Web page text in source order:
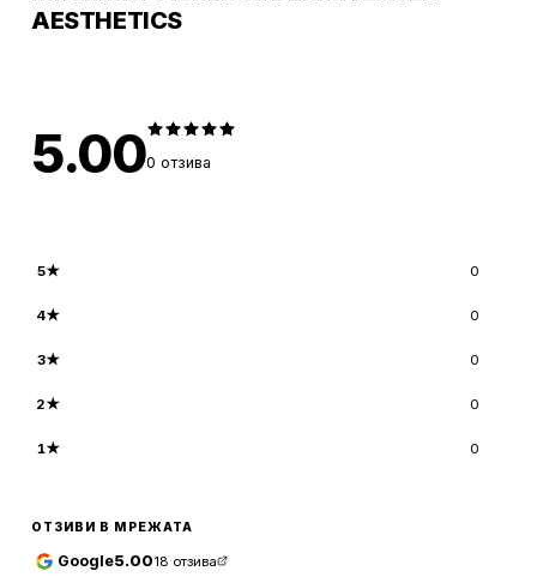
AESTHETICS
5.000 отзива
5★ 0
4★ 0
3★ 0
2★ 0
1★ 0
ОТЗИВИ В МРЕЖАТА
Google5.0018 отзива